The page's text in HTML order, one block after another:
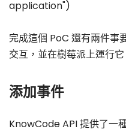
application")
完成這個 PoC 還有兩件事
交互，並在樹莓派上運行它
添加事件
KnowCode API 提供了一